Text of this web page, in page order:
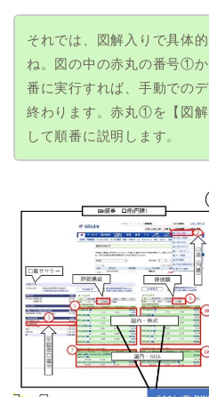
それでは、図解入りで具体
ね。図の中の赤丸の番号①
番に実行すれば、手動での
終わります。赤丸①を【図
して順番に説明します。